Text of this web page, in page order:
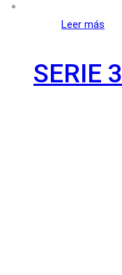
Leer más
SERIE 3